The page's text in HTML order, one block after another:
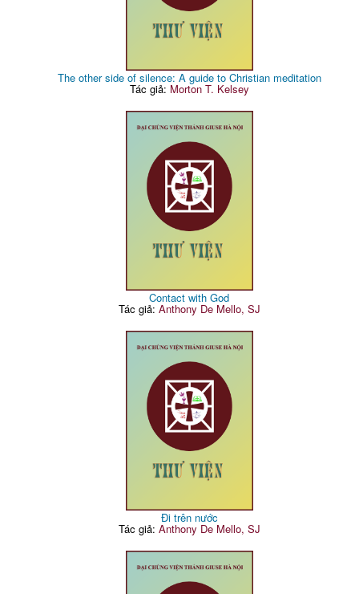
The other side of silence: A guide to Christian meditation
Tác giả: Morton T. Kelsey
Contact with God
Tác giả: Anthony De Mello, SJ
Đi trên nước
Tác giả: Anthony De Mello, SJ